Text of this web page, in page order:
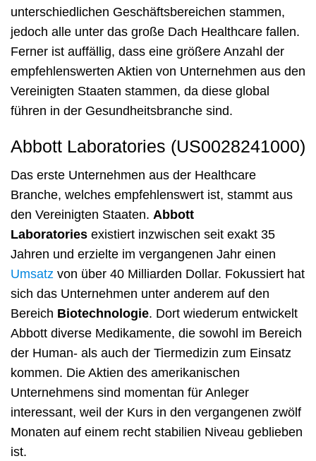
unterschiedlichen Geschäftsbereichen stammen,
jedoch alle unter das große Dach Healthcare fallen.
Ferner ist auffällig, dass eine größere Anzahl der
empfehlenswerten Aktien von Unternehmen aus den
Vereinigten Staaten stammen, da diese global
führen in der Gesundheitsbranche sind.
Abbott Laboratories (US0028241000)
Das erste Unternehmen aus der Healthcare
Branche, welches empfehlenswert ist, stammt aus
den Vereinigten Staaten. Abbott
Laboratories existiert inzwischen seit exakt 35
Jahren und erzielte im vergangenen Jahr einen
Umsatz von über 40 Milliarden Dollar. Fokussiert hat
sich das Unternehmen unter anderem auf den
Bereich Biotechnologie. Dort wiederum entwickelt
Abbott diverse Medikamente, die sowohl im Bereich
der Human- als auch der Tiermedizin zum Einsatz
kommen. Die Aktien des amerikanischen
Unternehmens sind momentan für Anleger
interessant, weil der Kurs in den vergangenen zwölf
Monaten auf einem recht stabilien Niveau geblieben
ist.